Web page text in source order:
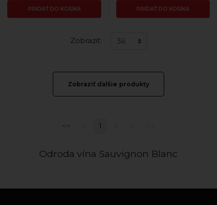
PRIDAŤ DO KOŠÍKA PRIDAŤ DO KOŠÍKA
Zobraziť:
Zobraziť ďalšie produkty
<< 1
Odroda vína Sauvignon Blanc